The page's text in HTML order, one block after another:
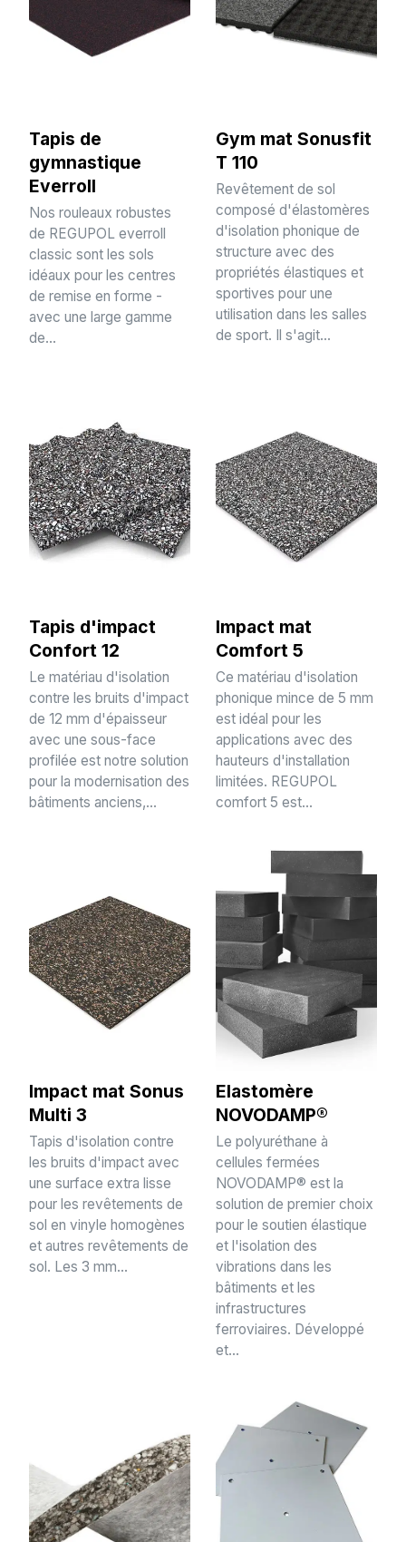
Tapis de
gymnastique
Everroll
Nos rouleaux robustes
de REGUPOL everroll
classic sont les sols
idéaux pour les centres
de remise en forme -
avec une large gamme
de...
Gym mat Sonusfit
T 110
Revêtement de sol
composé d'élastomères
d'isolation phonique de
structure avec des
propriétés élastiques et
sportives pour une
utilisation dans les salles
de sport. Il s'agit...
Tapis d'impact
Confort 12
Le matériau d'isolation
contre les bruits d'impact
de 12 mm d'épaisseur
avec une sous-face
profilée est notre solution
pour la modernisation des
bâtiments anciens,...
Impact mat
Comfort 5
Ce matériau d'isolation
phonique mince de 5 mm
est idéal pour les
applications avec des
hauteurs d'installation
limitées. REGUPOL
comfort 5 est...
Impact mat Sonus
Multi 3
Tapis d'isolation contre
les bruits d'impact avec
une surface extra lisse
pour les revêtements de
sol en vinyle homogènes
et autres revêtements de
sol. Les 3 mm...
Elastomère
NOVODAMP®
Le polyuréthane à
cellules fermées
NOVODAMP® est la
solution de premier choix
pour le soutien élastique
et l'isolation des
vibrations dans les
bâtiments et les
infrastructures
ferroviaires. Développé
et...